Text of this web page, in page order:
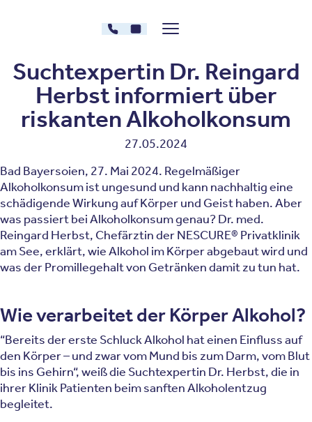
030 - 26478607
Kontakt
Menü zeigen/verstecken
Suchtexpertin Dr. Reingard
Herbst informiert über
riskanten Alkoholkonsum
27.05.2024
Bad Bayersoien, 27. Mai 2024. Regelmäßiger
Alkoholkonsum ist ungesund und kann nachhaltig eine
schädigende Wirkung auf Körper und Geist haben. Aber
was passiert bei Alkoholkonsum genau? Dr. med.
Reingard Herbst, Chefärztin der NESCURE® Privatklinik
am See, erklärt, wie Alkohol im Körper abgebaut wird und
was der Promillegehalt von Getränken damit zu tun hat.
Wie verarbeitet der Körper Alkohol?
“Bereits der erste Schluck Alkohol hat einen Einfluss auf
den Körper – und zwar vom Mund bis zum Darm, vom Blut
bis ins Gehirn“, weiß die Suchtexpertin Dr. Herbst, die in
ihrer Klinik Patienten beim sanften Alkoholentzug
begleitet.